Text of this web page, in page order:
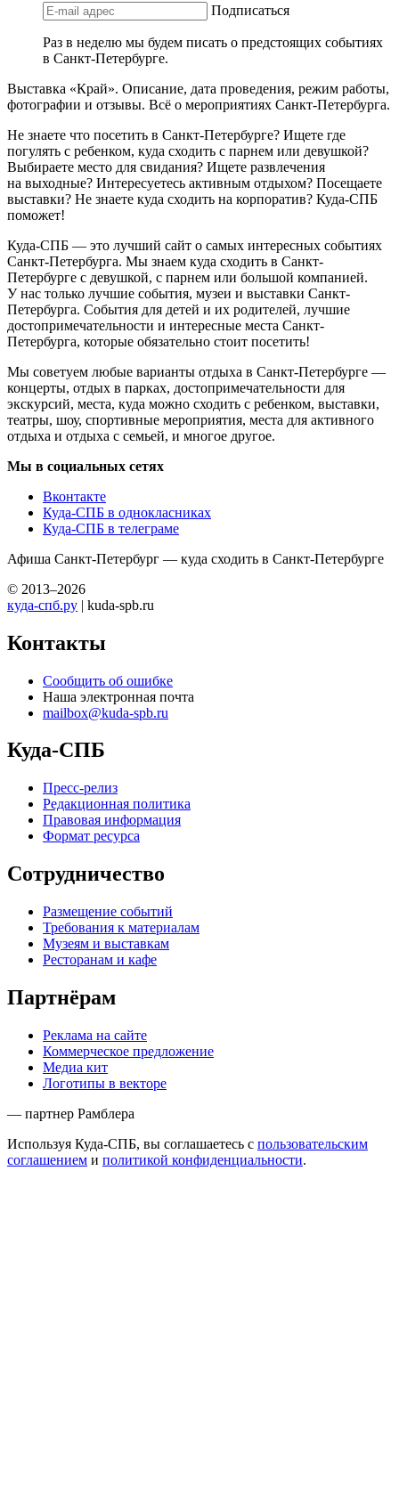
Подписаться
Раз в неделю мы будем писать о предстоящих событиях
в Санкт-Петербурге.
Выставка «Край». Описание, дата проведения, режим работы,
фотографии и отзывы. Всё о мероприятиях Санкт-Петербурга.
Не знаете что посетить в Санкт-Петербурге? Ищете где
погулять с ребенком, куда сходить с парнем или девушкой?
Выбираете место для свидания? Ищете развлечения
на выходные? Интересуетесь активным отдыхом? Посещаете
выставки? Не знаете куда сходить на корпоратив? Куда-СПБ
поможет!
Куда-СПБ — это лучший сайт о самых интересных событиях
Санкт-Петербурга. Мы знаем куда сходить в Санкт-
Петербурге с девушкой, с парнем или большой компанией.
У нас только лучшие события, музеи и выставки Санкт-
Петербурга. События для детей и их родителей, лучшие
достопримечательности и интересные места Санкт-
Петербурга, которые обязательно стоит посетить!
Мы советуем любые варианты отдыха в Санкт-Петербурге —
концерты, отдых в парках, достопримечательности для
экскурсий, места, куда можно сходить с ребенком, выставки,
театры, шоу, спортивные мероприятия, места для активного
отдыха и отдыха с семьей, и многое другое.
Мы в социальных сетях
Вконтакте
Куда-СПБ в однокласниках
Куда-СПБ в телеграме
Афиша Санкт-Петербург — куда сходить в Санкт-Петербурге
© 2013–2026
куда-спб.ру | kuda-spb.ru
Контакты
Сообщить об ошибке
Наша электронная почта
mailbox@kuda-spb.ru
Куда-СПБ
Пресс-релиз
Редакционная политика
Правовая информация
Формат ресурса
Сотрудничество
Размещение событий
Требования к материалам
Музеям и выставкам
Ресторанам и кафе
Партнёрам
Реклама на сайте
Коммерческое предложение
Медиа кит
Логотипы в векторе
— партнер Рамблера
Используя Куда-СПБ, вы соглашаетесь с пользовательским
соглашением и политикой конфиденциальности.